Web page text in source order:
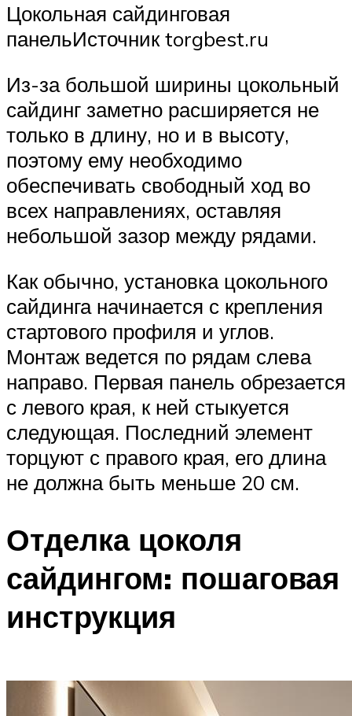
Цокольная сайдинговая
панельИсточник torgbest.ru
Из-за большой ширины цокольный
сайдинг заметно расширяется не
только в длину, но и в высоту,
поэтому ему необходимо
обеспечивать свободный ход во
всех направлениях, оставляя
небольшой зазор между рядами.
Как обычно, установка цокольного
сайдинга начинается с крепления
стартового профиля и углов.
Монтаж ведется по рядам слева
направо. Первая панель обрезается
с левого края, к ней стыкуется
следующая. Последний элемент
торцуют с правого края, его длина
не должна быть меньше 20 см.
Отделка цоколя
сайдингом: пошаговая
инструкция